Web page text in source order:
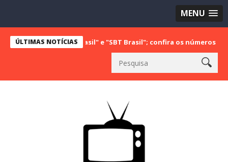
MENU
ÚLTIMAS NOTÍCIAS
"Bake Off Brasil" e "SBT Brasil"; confira os números do último